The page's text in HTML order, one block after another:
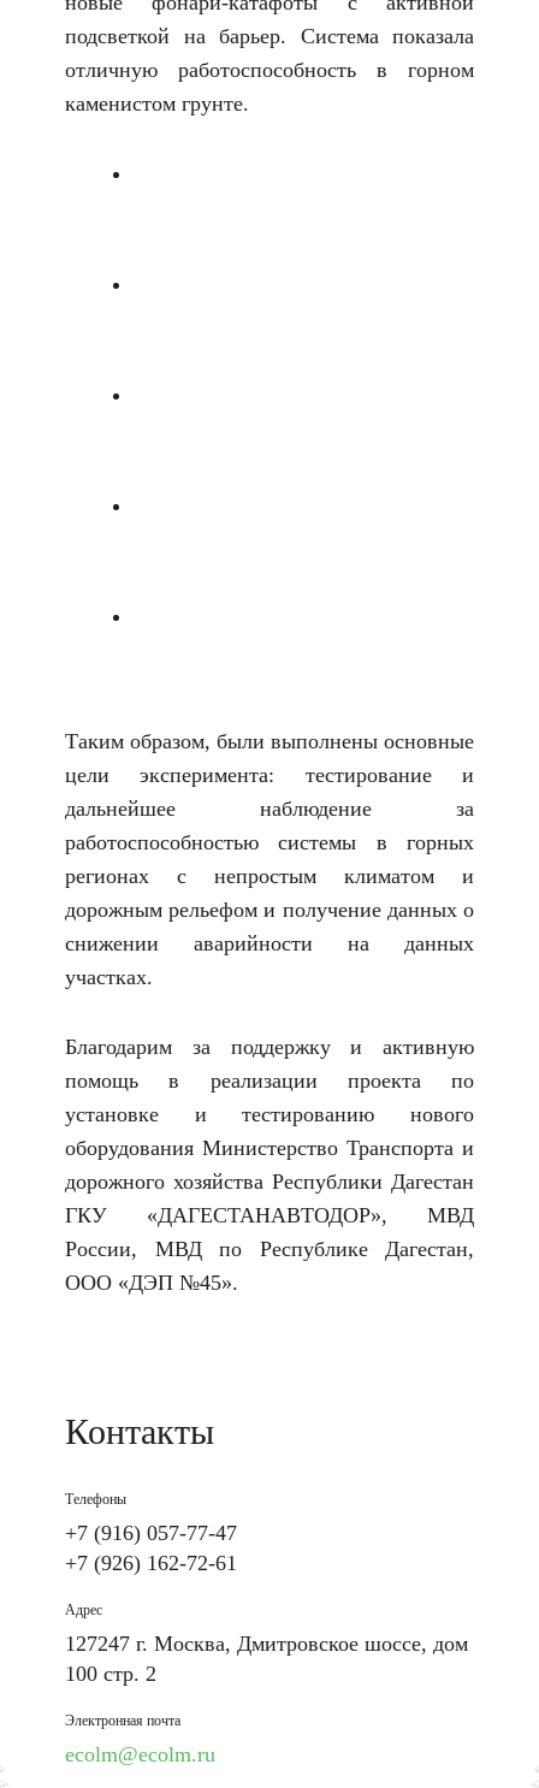
подсветкой на барьер. Система показала
отличную работоспособность в горном
каменистом грунте.
Таким образом, были выполнены основные
цели эксперимента: тестирование и
дальнейшее наблюдение за
работоспособностью системы в горных
регионах с непростым климатом и
дорожным рельефом и получение данных о
снижении аварийности на данных
участках.
Благодарим за поддержку и активную
помощь в реализации проекта по
установке и тестированию нового
оборудования Министерство Транспорта и
дорожного хозяйства Республики Дагестан
ГКУ «ДАГЕСТАНАВТОДОР», МВД
России, МВД по Республике Дагестан,
ООО «ДЭП №45».
Контакты
Телефоны
+7 (916) 057-77-47
+7 (926) 162-72-61
Адрес
127247 г. Москва, Дмитровское шоссе, дом
100 стр. 2
Электронная почта
ecolm@ecolm.ru